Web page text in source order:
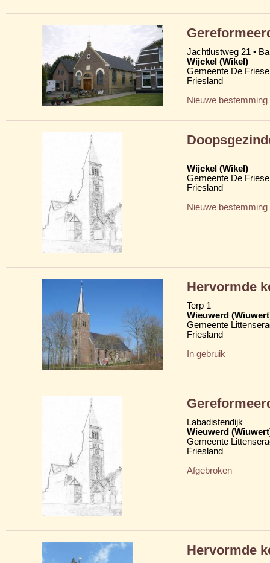
Jachtlustweg 21 •
Wijckel (Wikel)
Gemeente De
Friesland
Nieuwe bestemming
Wijckel (Wikel)
Gemeente De
Friesland
Nieuwe bestemming
Hervormde
Terp 1
Wieuwerd
Gemeente
Friesland
In gebruik
Labadistendijk
Wieuwerd
Gemeente
Friesland
Afgebroken
Hervormde